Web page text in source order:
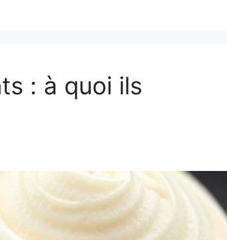
: à quoi ils